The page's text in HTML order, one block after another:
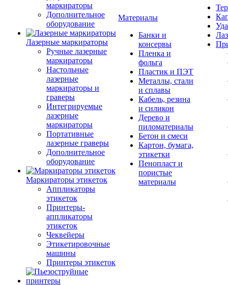
маркираторы
Дополнительное
оборудование
Лазерные маркираторы
Ручные лазерные
маркираторы
Настольные
лазерные
маркираторы и
граверы
Интегрируемые
лазерные
маркираторы
Портативные
лазерные граверы
Дополнительное
оборудование
Маркираторы этикеток
Аппликаторы
этикеток
Принтеры-
аппликаторы
этикеток
Чеквейеры
Этикетировочные
машины
Принтеры этикеток
Материалы
Банки и
консервы
Пленка и
фольга
Пластик и ПЭТ
Металлы, стали
и сплавы
Кабель, резина
и силикон
Дерево и
пиломатериалы
Бетон и смеси
Картон, бумага,
этикетки
Пенопласт и
пористые
материалы